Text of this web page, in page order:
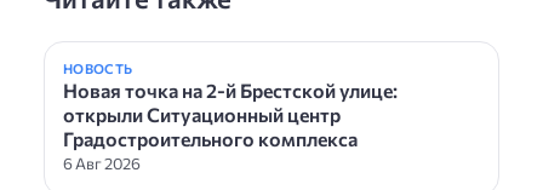
НОВОСТЬ
Новая точка на 2-й Брестской улице:
открыли Ситуационный центр
Градостроительного комплекса
6 Авг 2026